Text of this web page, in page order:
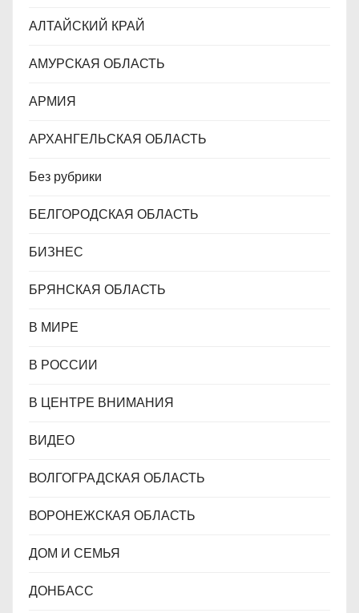
с
я
АЛТАЙСКИЙ КРАЙ
АМУРСКАЯ ОБЛАСТЬ
АРМИЯ
АРХАНГЕЛЬСКАЯ ОБЛАСТЬ
Без рубрики
БЕЛГОРОДСКАЯ ОБЛАСТЬ
БИЗНЕС
БРЯНСКАЯ ОБЛАСТЬ
В МИРЕ
В РОССИИ
В ЦЕНТРЕ ВНИМАНИЯ
ВИДЕО
ВОЛГОГРАДСКАЯ ОБЛАСТЬ
ВОРОНЕЖСКАЯ ОБЛАСТЬ
ДОМ И СЕМЬЯ
ДОНБАСС